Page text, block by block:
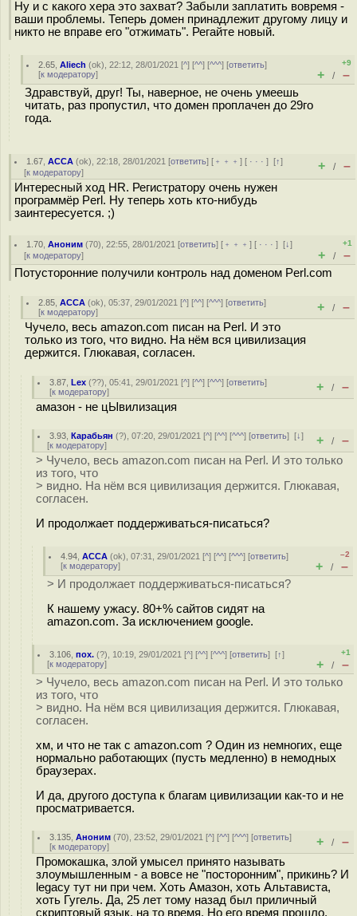
Ну и с какого хера это захват? Забыли заплатить вовремя -
ваши проблемы. Теперь домен принадлежит другому лицу и
никто не вправе его "отжимать". Регайте новый.
2.65 ,Aliech (ok), 22:12, 28/01/2021 [^] [^^] [^^^] [ответить]
[к модератору]
+9
+ / –
Здравствуй, друг! Ты, наверное, не очень умеешь
читать, раз пропустил, что домен проплачен до 29го
года.
1.67 ,ACCA (ok), 22:18, 28/01/2021 [ответить] [ ﹢﹢﹢] [ · · ·][↑]
[к модератору] + / –
Интересный ход HR. Регистратору очень нужен
программёр Perl. Ну теперь хоть кто-нибудь
заинтересуется. ;)
1.70 ,Аноним (70), 22:55, 28/01/2021 [ответить] [ ﹢﹢﹢] [ · · ·][↓]
[к модератору]
+1
+ / –
Потусторонние получили контроль над доменом Perl.com
2.85 ,ACCA (ok), 05:37, 29/01/2021 [^] [^^] [^^^] [ответить]
[к модератору] + / –
Чучело, весь amazon.com писан на Perl. И это
только из того, что видно. На нём вся цивилизация
держится. Глюкавая, согласен.
3.87 ,Lex (??), 05:41, 29/01/2021 [^] [^^] [^^^] [ответить]
[к модератору] + / –
амазон - не цЫвилизация
3.93 ,Карабьян (?), 07:20, 29/01/2021 [^] [^^] [^^^] [ответить][↓]
[к модератору] + / –
> Чучело, весь amazon.com писан на Perl. И это только
из того, что
> видно. На нём вся цивилизация держится. Глюкавая,
согласен.
И продолжает поддерживаться-писаться?
4.94 ,ACCA (ok), 07:31, 29/01/2021 [^] [^^] [^^^] [ответить]
[к модератору]
–2
+ / –
> И продолжает поддерживаться-писаться?
К нашему ужасу. 80+% сайтов сидят на
amazon.com. За исключением google.
3.106 ,пох. (?), 10:19, 29/01/2021 [^] [^^] [^^^] [ответить][↑]
[к модератору]
+1
+ / –
> Чучело, весь amazon.com писан на Perl. И это только
из того, что
> видно. На нём вся цивилизация держится. Глюкавая,
согласен.
хм, и что не так с amazon.com ? Один из немногих, еще
нормально работающих (пусть медленно) в немодных
браузерах.
И да, другого доступа к благам цивилизации как-то и не
просматривается.
3.135 ,Аноним (70), 23:52, 29/01/2021 [^] [^^] [^^^] [ответить]
[к модератору] + / –
Промокашка, злой умысел принято называть
злоумышленным - а вовсе не "посторонним", прикинь? И
legacy тут ни при чем. Хоть Амазон, хоть Альтависта,
хоть Гугель. Да, 25 лет тому назад был приличный
скриптовый язык, на то время. Но его время прошло.